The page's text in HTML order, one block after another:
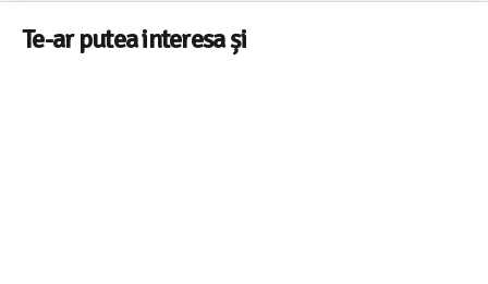
Te-ar putea interesa și